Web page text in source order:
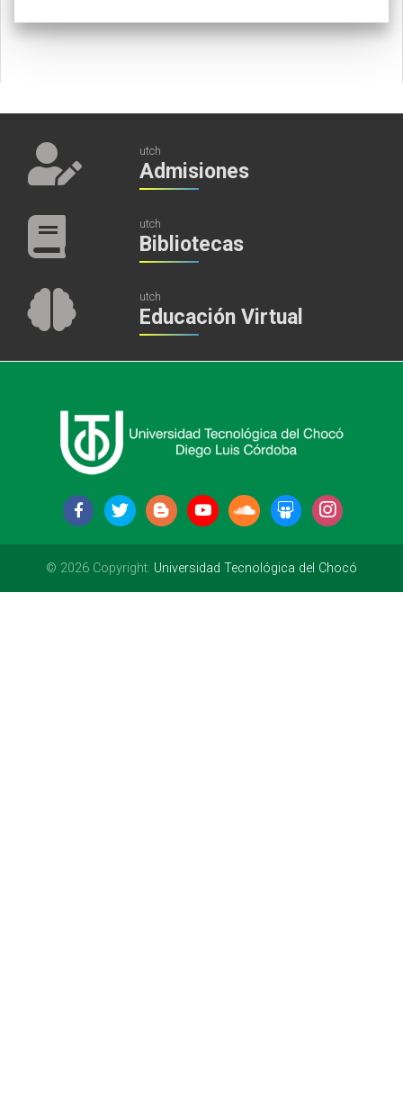
utch
Admisiones
utch
Bibliotecas
utch
Educación Virtual
© 2026 Copyright: Universidad Tecnológica del Chocó